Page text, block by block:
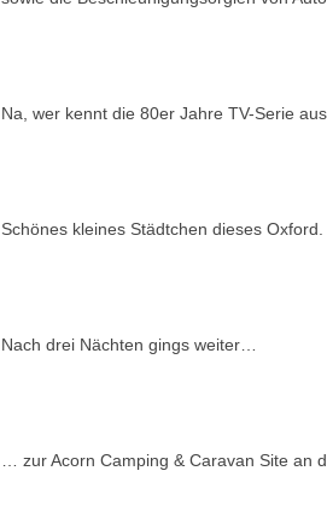
Na, wer kennt die 80er Jahre TV-Serie
Schönes kleines Städtchen dieses Oxford.
Nach drei Nächten gings weiter…
… zur Acorn Camping & Caravan Site an